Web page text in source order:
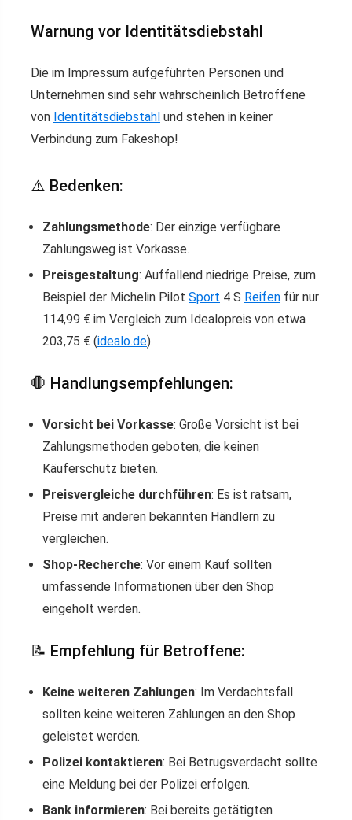
Warnung vor Identitätsdiebstahl
Die im Impressum aufgeführten Personen und
Unternehmen sind sehr wahrscheinlich Betroffene
von Identitätsdiebstahl und stehen in keiner
Verbindung zum Fakeshop!
⚠️ Bedenken:
Zahlungsmethode: Der einzige verfügbare
Zahlungsweg ist Vorkasse.
Preisgestaltung: Auffallend niedrige Preise, zum
Beispiel der Michelin Pilot Sport 4 S Reifen für nur
114,99 € im Vergleich zum Idealopreis von etwa
203,75 € (idealo.de).
🛑 Handlungsempfehlungen:
Vorsicht bei Vorkasse: Große Vorsicht ist bei
Zahlungsmethoden geboten, die keinen
Käuferschutz bieten.
Preisvergleiche durchführen: Es ist ratsam,
Preise mit anderen bekannten Händlern zu
vergleichen.
Shop-Recherche: Vor einem Kauf sollten
umfassende Informationen über den Shop
eingeholt werden.
📝 Empfehlung für Betroffene:
Keine weiteren Zahlungen: Im Verdachtsfall
sollten keine weiteren Zahlungen an den Shop
geleistet werden.
Polizei kontaktieren: Bei Betrugsverdacht sollte
eine Meldung bei der Polizei erfolgen.
Bank informieren: Bei bereits getätigten